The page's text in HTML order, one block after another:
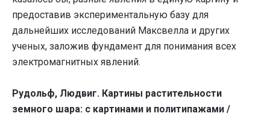
предоставив экспериментальную базу для
дальнейших исследований Максвелла и других
ученых, заложив фундамент для понимания всех
электромагнитных явлений.
Рудольф, Людвиг. Картины растительности
земного шара: с картинами и политипажами /